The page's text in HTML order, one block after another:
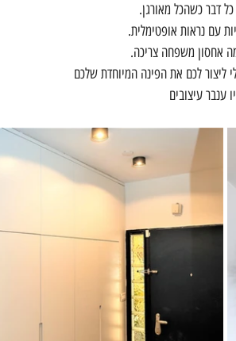
דבר כשהכל מאורגן.
עם נראות אופטימלית.
ליצור לכם את הפינה המיוחדת שלכם
ענבר עיצובים